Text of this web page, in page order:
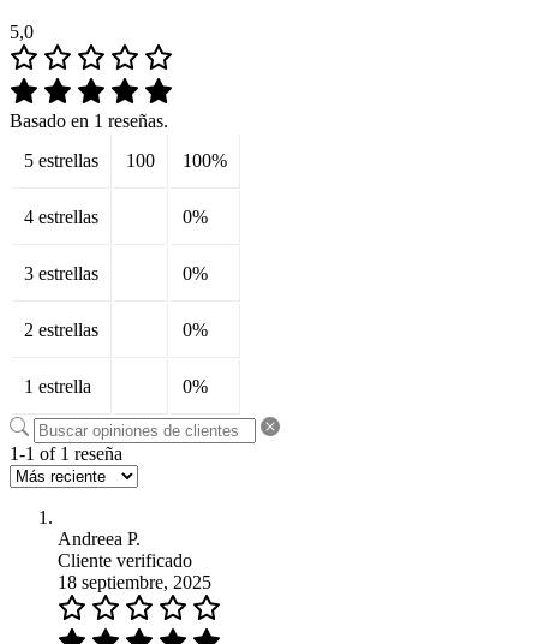
5,0
Basado en 1 reseñas.
5 estrellas
100 100%
4 estrellas 0%
3 estrellas 0%
2 estrellas 0%
1 estrella 0%
1-1 of 1 reseña
Andreea P.
Cliente verificado
18 septiembre, 2025